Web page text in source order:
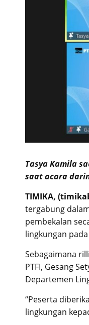
Tasya Kamila
saat acara
TIMIKA,
tergabung
pembekalan
lingkungan pada
Sebagaimana
PTFI, Gesang
Departemen
“Peserta
lingkungan